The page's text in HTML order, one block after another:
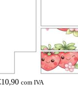
10,90 com IVA